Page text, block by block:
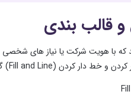
و قالب بندی
با هویت شرکت یا نیاز های شخصی